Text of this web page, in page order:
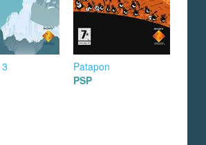
Patapon
PSP